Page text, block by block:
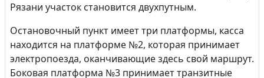
Рязани участок становится двухпутным.
Остановочный пункт имеет три платформы, касса
находится на платформе №2, которая принимает
электропоезда, оканчивающие здесь свой маршрут.
Боковая платформа №3 принимает транзитные